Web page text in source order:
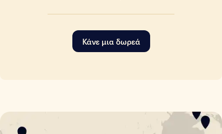
Κάνε μια δωρεά